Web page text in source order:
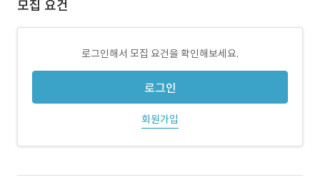
모집 요건
로그인해서 모집 요건을 확인해보세요.
로그인
회원가입